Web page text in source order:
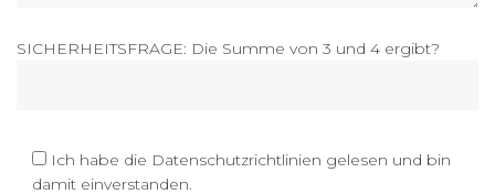
SICHERHEITSFRAGE: Die Summe von 3 und 4 ergibt?
Ich habe die Datenschutzrichtlinien gelesen und bin
damit einverstanden.